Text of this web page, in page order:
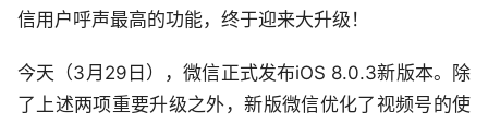
信用户呼声最高的功能，终于迎来大升级！
今天（3月29日），微信正式发布iOS 8.0.3新版本。除
了上述两项重要升级之外，新版微信优化了视频号的使